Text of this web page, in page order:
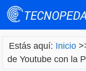
Saltar
Estás aquí: Inicio
de Youtube con la